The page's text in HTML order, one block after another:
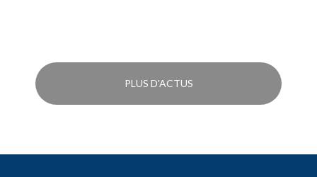
PLUS D'ACTUS